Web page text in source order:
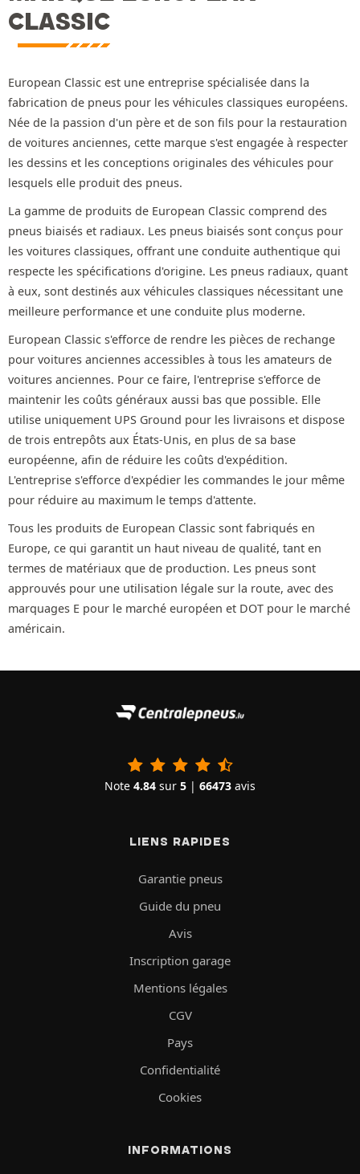
CLASSIC
European Classic est une entreprise spécialisée dans la
fabrication de pneus pour les véhicules classiques européens.
Née de la passion d'un père et de son fils pour la restauration
de voitures anciennes, cette marque s'est engagée à respecter
les dessins et les conceptions originales des véhicules pour
lesquels elle produit des pneus.
La gamme de produits de European Classic comprend des
pneus biaisés et radiaux. Les pneus biaisés sont conçus pour
les voitures classiques, offrant une conduite authentique qui
respecte les spécifications d'origine. Les pneus radiaux, quant
à eux, sont destinés aux véhicules classiques nécessitant une
meilleure performance et une conduite plus moderne.
European Classic s'efforce de rendre les pièces de rechange
pour voitures anciennes accessibles à tous les amateurs de
voitures anciennes. Pour ce faire, l'entreprise s'efforce de
maintenir les coûts généraux aussi bas que possible. Elle
utilise uniquement UPS Ground pour les livraisons et dispose
de trois entrepôts aux États-Unis, en plus de sa base
européenne, afin de réduire les coûts d'expédition.
L'entreprise s'efforce d'expédier les commandes le jour même
pour réduire au maximum le temps d'attente.
Tous les produits de European Classic sont fabriqués en
Europe, ce qui garantit un haut niveau de qualité, tant en
termes de matériaux que de production. Les pneus sont
approuvés pour une utilisation légale sur la route, avec des
marquages E pour le marché européen et DOT pour le marché
américain.
Note 4.84 sur 5 | 66473 avis
LIENS RAPIDES
Garantie pneus
Guide du pneu
Avis
Inscription garage
Mentions légales
CGV
Pays
Confidentialité
Cookies
INFORMATIONS